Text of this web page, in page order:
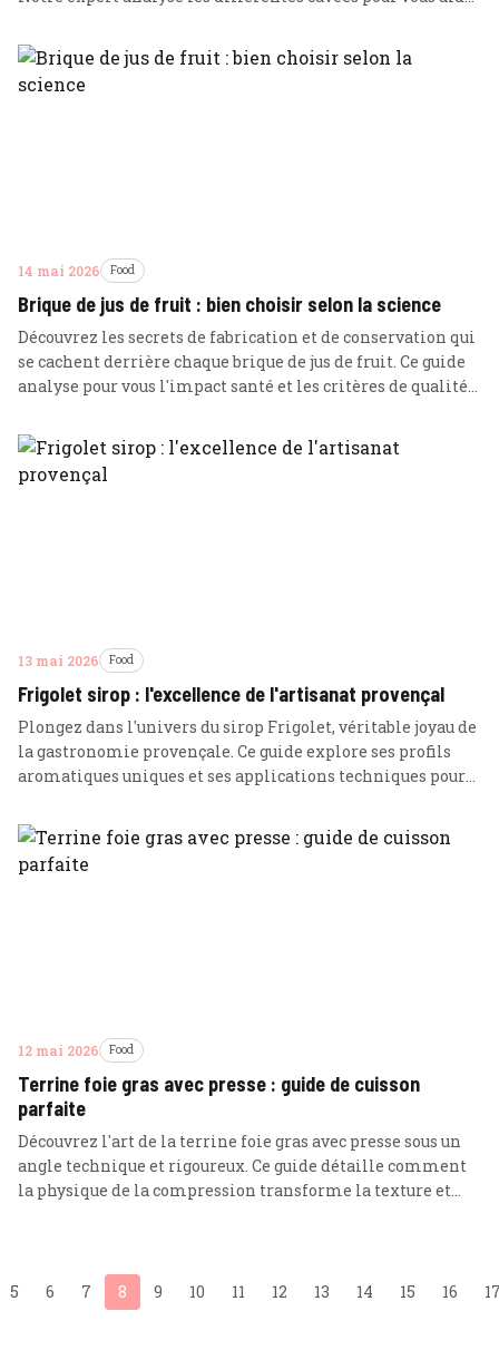
14 mai 2026 Food
Brique de jus de fruit : bien choisir selon la science
Découvrez les secrets de fabrication et de conservation qui
se cachent derrière chaque brique de jus de fruit. Ce guide
analyse pour vous l'impact santé et les critères de qualité
13 mai 2026 Food
Frigolet sirop : l'excellence de l'artisanat provençal
Plongez dans l'univers du sirop Frigolet, véritable joyau de
la gastronomie provençale. Ce guide explore ses profils
aromatiques uniques et ses applications techniques pour
12 mai 2026 Food
Terrine foie gras avec presse : guide de cuisson
parfaite
Découvrez l'art de la terrine foie gras avec presse sous un
angle technique et rigoureux. Ce guide détaille comment
la physique de la compression transforme la texture et
5 6 7 8 9 10 11 12 13 14 15 16